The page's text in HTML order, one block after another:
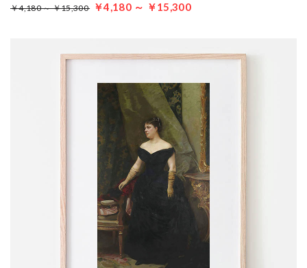
￥4,180 ～ ￥15,300 ￥4,180 ～ ￥15,300